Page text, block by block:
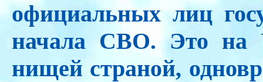
официальных лиц
начала СВО. Это на
нищей страной,